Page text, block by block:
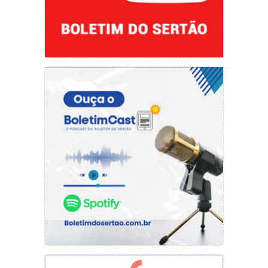
curricular no PPGD/UNIFOR em Fortaleza,
além de participar dos seminários nacionais,
internacionais e reuniões de grupos de
pesquisa.
As aulas estão previstas para iniciar em março
de 2021 e serão realizadas de forma presencial
na Faculdade R.Sá nas quintas e sextas-feiras
(nos turnos manhã , tarde e noite) e aos
sábados até as 12h.